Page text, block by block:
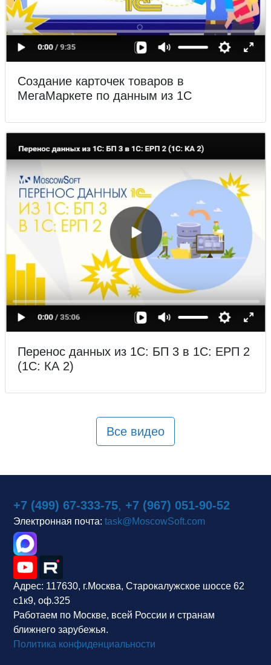
Создание карточек товаров в
МегаМаркете по данным из 1С
Перенос данных из 1С: БП 3 в 1С: ЕРП 2
(1С: КА 2)
Все видео
+7 (499) 67-333-75, +7 (967) 051-90-52
Электронная почта: task@MoscowSoft.com
Адрес: 117630, г.Москва, Старокалужское шоссе 62
с1к9, оф.325
Работаем по Москве, всей России и странам
ближнего зарубежья.
Политика конфиденциальности